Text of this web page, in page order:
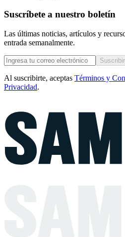
Suscríbete a nuestro boletín
Las últimas noticias, artículos y
entrada semanalmente.
Al suscribirte, aceptas Términos y
Privacidad.